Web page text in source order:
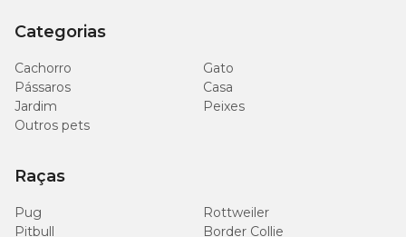
Categorias
Cachorro
Gato
Pássaros
Casa
Jardim
Peixes
Outros pets
Raças
Pug
Rottweiler
Pitbull
Border Collie